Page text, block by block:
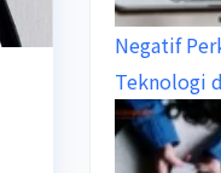
Negatif
Teknologi